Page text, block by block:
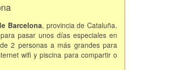
Barcelona, provincia de Cataluña.
pasar unos días especiales en
2 personas a más grandes para
wifi y piscina para compartir o